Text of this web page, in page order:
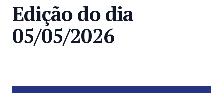
Edição do dia
05/05/2026